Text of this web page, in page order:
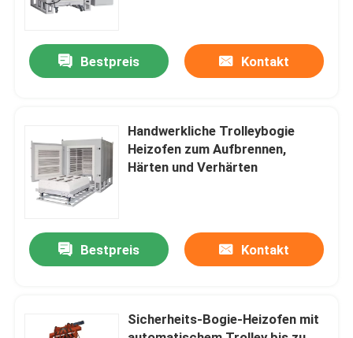
Werksbesichtigung
Qualitätskontrolle
Bitte um ein Angebot
Programtherm
Hochtemperaturschleiföfen
Bestpreis Kontakt
Handwerkliche Trolleybogie
Heizofen zum Aufbrennen,
Härten und Verhärten
Bestpreis Kontakt
Sicherheits-Bogie-Heizofen mit